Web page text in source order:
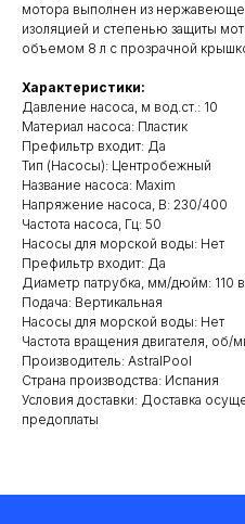
мотора выполнен из
изоляцией и степенью защиты
объемом 8 л с прозрачной
Характеристики:
Давление насоса, м вод.ст.: 10
Материал насоса: Пластик
Префильтр входит: Да
Тип (Насосы): Центробежный
Название насоса: Maxim
Напряжение насоса, В: 230/400
Частота насоса, Гц: 50
Насосы для морской воды: Нет
Префильтр входит: Да
Диаметр патрубка, мм/дюйм: 110
Подача: Вертикальная
Насосы для морской воды: Нет
Частота вращения двигателя, об/
Производитель: AstralPool
Страна производства: Испания
Условия доставки: Доставка
предоплаты